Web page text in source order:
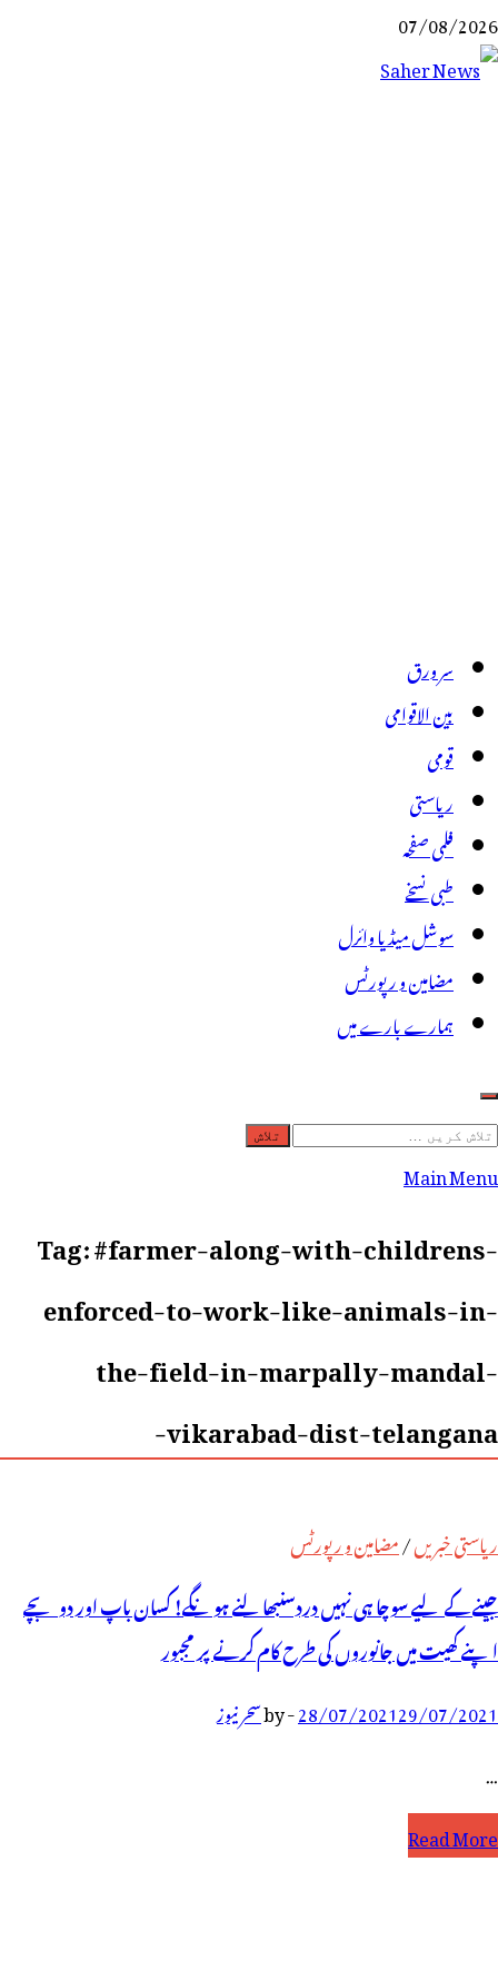
Skip
to
07/08/2026
سر ورق
بین الاقوامی
قومی
ریاستی
فلمی صفحہ
طبی نسخے
سوشل میڈیا وائرل
مضامین و رپورٹس
ہمارے بارے میں
تلاش
کریں
Main Menu
Tag:#farmer-along-with-childrens-
enforced-to-work-like-animals-in-
the-field-in-marpally-mandal-
vikarabad-dist-telangana-
ریاستی خبریں/مضامین و رپورٹس
جینے کے لیے سوچا ہی نہیں دردسنبھالنے ہونگے! کسان باپ اور دو بچے
اپنے کھیت میں جانوروں کی طرح کام کرنے پر مجبور
28/07/202129/07/2021
-
byسحر نیوز
…
جینے
Read More